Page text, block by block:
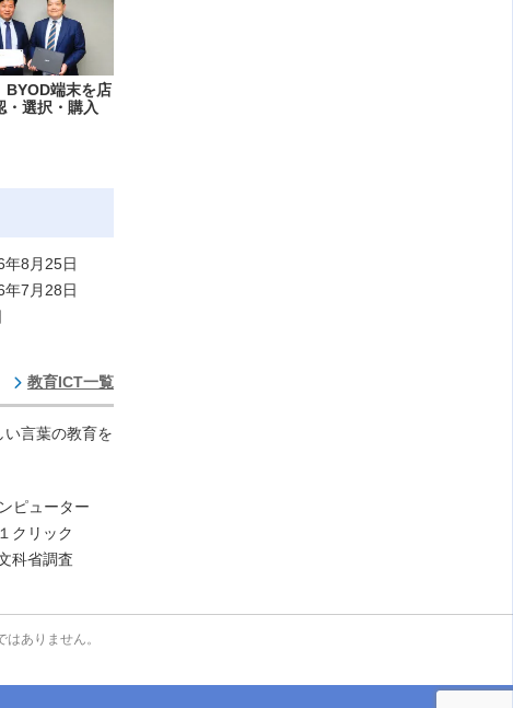
BYOD端末を店
・選択・購入
年8月25日
年7月28日
教育ICT一覧
言葉の教育を
ピューター
クリック
科省調査
ありません。